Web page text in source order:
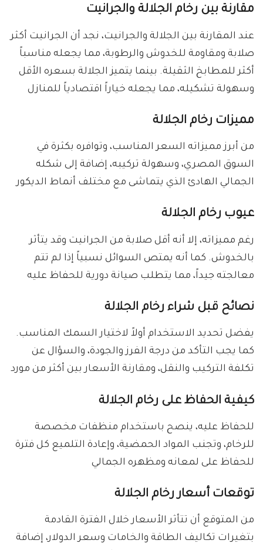
مقارنة بين رخام الجلالة والجرانيت
عند المقارنة بين الجلالة والجرانيت، نجد أن الجرانيت أكثر
صلابة ومقاومة للخدوش والرطوبة، مما يجعله مناسباً
أكثر للمطابخ الثقيلة. بينما يتميز الجلالة بسعره الأقل
وسهولة تشكيله، مما يجعله خياراً اقتصادياً للمنازل
مميزات رخام الجلالة
من أبرز مميزاته السعر المناسب، وتوافره بكثرة في
السوق المصري، وسهولة تركيبه، إضافة إلى شكله
الجمالي الهادئ الذي يتماشى مع مختلف أنماط الديكور
عيوب رخام الجلالة
رغم مميزاته، إلا أنه أقل صلابة من الجرانيت وقد يتأثر
بالخدوش. كما أنه يمتص السوائل نسبياً إذا لم تتم
معالجته جيداً، مما يتطلب صيانة دورية للحفاظ عليه
نصائح قبل شراء رخام الجلالة
يفضل تحديد الاستخدام أولاً لاختيار السمك المناسب.
كما يجب التأكد من درجة الفرز والجودة، والسؤال عن
تكلفة التركيب والنقل، ومقارنة الأسعار بين أكثر من مورد
كيفية الحفاظ على رخام الجلالة
للحفاظ عليه، ينصح باستخدام منظفات مخصصة
للرخام، وتجنب المواد الحمضية، وإعادة التلميع كل فترة
للحفاظ على لمعانه ومظهره الجمالي
توقعات أسعار رخام الجلالة
من المتوقع أن تتأثر الأسعار خلال الفترة القادمة
بتغيرات تكاليف الطاقة والخامات وسعر الدولار، إضافة